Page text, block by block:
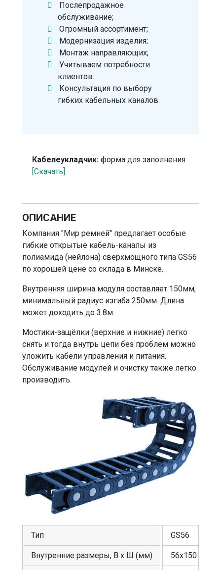
Послепродажное
обслуживание;
Огромный ассортимент;
Модернизация изделия;
Монтаж направляющих;
Учитываем потребности
клиентов.
Консультация по выбору
гибких кабельных каналов.
Кабелеукладчик: форма для заполнения
[Скачать]
ОПИСАНИЕ
Компания "Мир ремней" предлагает особые
гибкие открытые кабель-каналы из
полиамида (нейлона) сверхмощного типа GS56
по хорошей цене со склада в Минске.
Внутренняя ширина модуля составляет 150мм,
минимальный радиус изгиба 250мм. Длина
может доходить до 3.8м.
Мостики-защёлки (верхние и нижние) легко
снять и тогда внутрь цепи без проблем можно
уложить кабели управления и питания.
Обслуживание модулей и очистку также легко
производить.
Тип
Внутренние размеры, В х Ш (мм)
GS56
56х150